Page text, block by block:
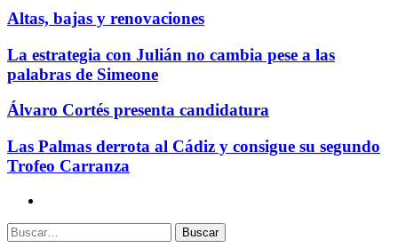
Altas, bajas y renovaciones
La estrategia con Julián no cambia pese a las
palabras de Simeone
Álvaro Cortés presenta candidatura
Las Palmas derrota al Cádiz y consigue su segundo
Trofeo Carranza
nosotros
Buscar